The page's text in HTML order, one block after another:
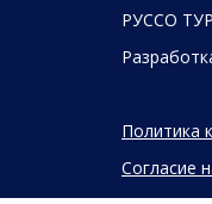
РУССО
Политика
Согласие